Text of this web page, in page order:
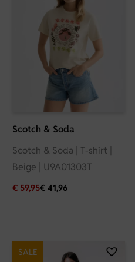
Scotch & Soda
Scotch & Soda | T-shirt |
Beige | U9A01303T
€59,95€ 41,96
SALE